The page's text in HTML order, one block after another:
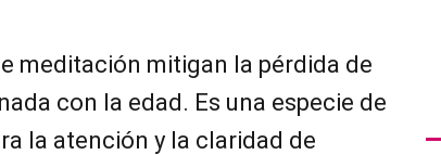
meditación mitigan la pérdida de
con la edad. Es una especie de
la atención y la claridad de